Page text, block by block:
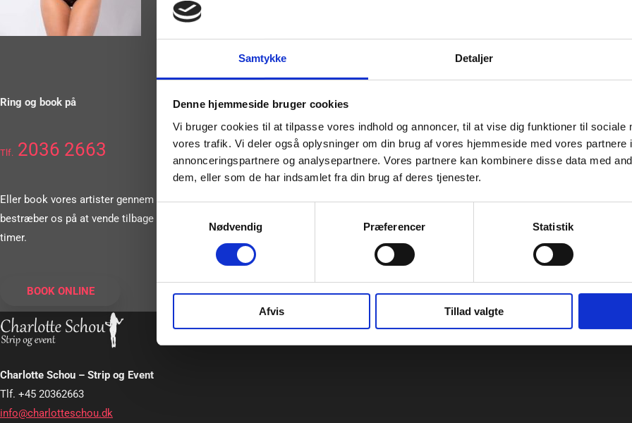
Samtykke Detaljer
Denne hjemmeside bruger cookies
Vi bruger cookies til at tilpasse vores indhold og annoncer, til at vise dig funktioner til sociale
vores trafik. Vi deler også oplysninger om din brug af vores hjemmeside med vores partnere
annonceringspartnere og analysepartnere. Vores partnere kan kombinere disse data med
dem, eller som de har indsamlet fra din brug af deres tjenester.
Nødvendig
Præferencer Statistik
Afvis Tillad valgte
Ring og book på
Tlf. 2036 2663
Eller book vores artister gennem vores formular. Vi
bestræber os på at vende tilbage til dig inden for 24
timer.
BOOK ONLINE
Charlotte Schou – Strip og Event
Tlf. +45 20362663
info@charlotteschou.dk